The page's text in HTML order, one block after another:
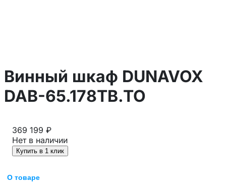
Винный шкаф DUNAVOX
DAB-65.178TB.TO
369 199 ₽
Нет в наличии
Купить в 1 клик
О товаре